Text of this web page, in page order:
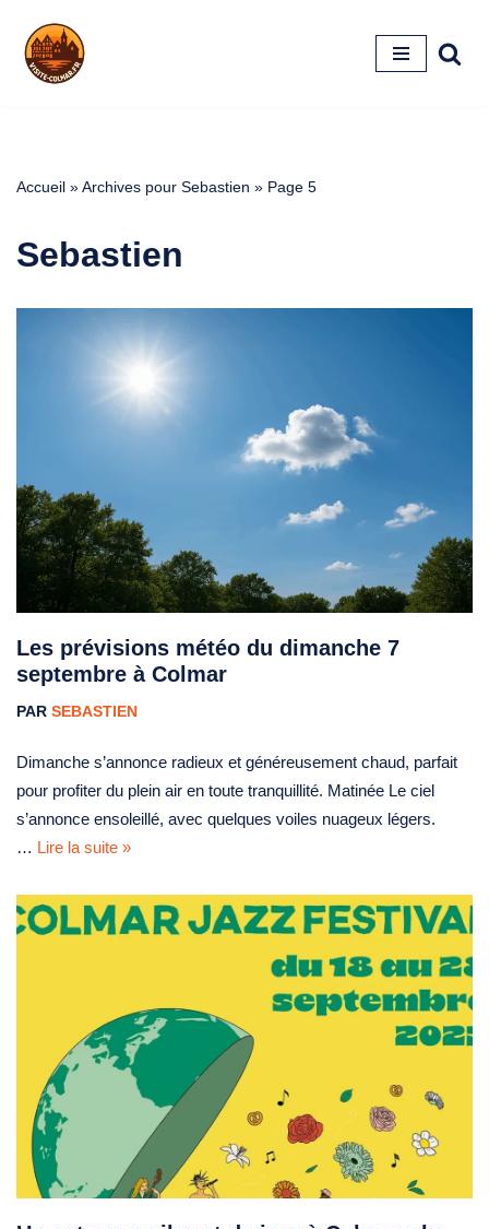
Aller
Accueil »Archives pour Sebastien » Page 5
Sebastien
Les prévisions météo du dimanche 7
septembre à Colmar
PAR SEBASTIEN
Dimanche s’annonce radieux et généreusement chaud, parfait
pour profiter du plein air en toute tranquillité. Matinée Le ciel
s’annonce ensoleillé, avec quelques voiles nuageux légers.
… Lire la suite »